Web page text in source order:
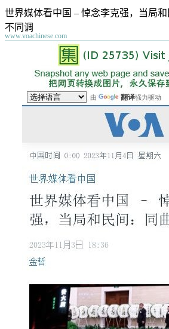
世界媒体看中国 – 悼念李克强，当局
不同调
www.voachinese.com